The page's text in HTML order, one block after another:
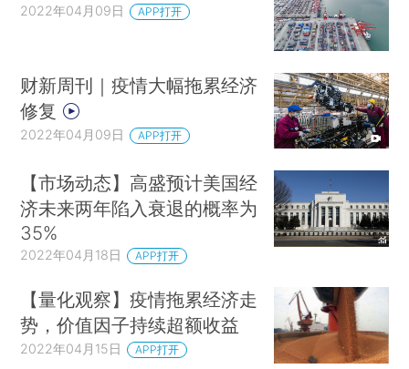
2022年04月09日 APP打开
财新周刊｜疫情大幅拖累经济
修复
2022年04月09日 APP打开
【市场动态】高盛预计美国经
济未来两年陷入衰退的概率为
35%
2022年04月18日 APP打开
【量化观察】疫情拖累经济走
势，价值因子持续超额收益
2022年04月15日 APP打开